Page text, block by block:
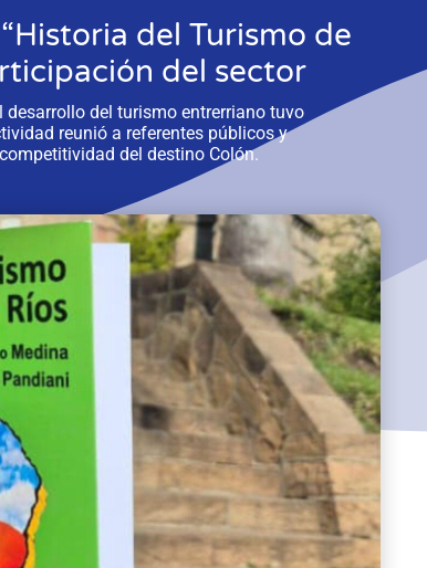
del Turismo de
del sector
desarrollo del turismo entrerriano tuvo
reunió a referentes públicos y
del destino Colón.